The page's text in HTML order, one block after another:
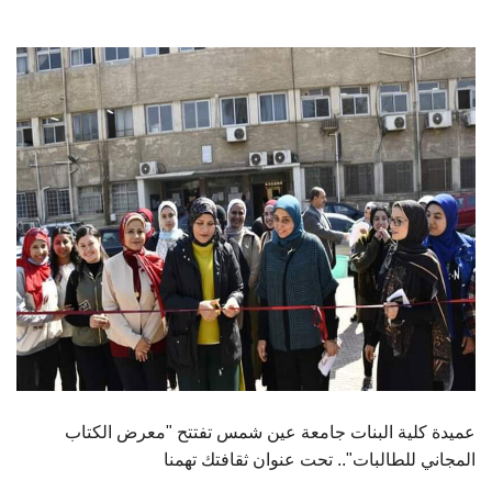
الطلاب
هيئة التدريس
الدراسات العليا
الخريجين
الموظفون
الزائـرون
عميدة كلية البنات جامعة عين شمس تفتتح "معرض الكتاب
المجاني للطالبات".. تحت عنوان ثقافتك تهمنا